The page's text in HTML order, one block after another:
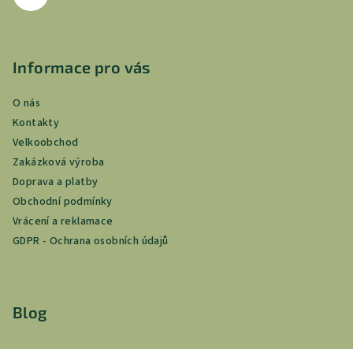
Informace pro vás
O nás
Kontakty
Velkoobchod
Zakázková výroba
Doprava a platby
Obchodní podmínky
Vrácení a reklamace
GDPR - Ochrana osobních údajů
Blog